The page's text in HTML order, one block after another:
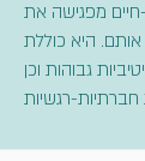
חיים מפגישה את
היא כוללת
גבוהות וכן